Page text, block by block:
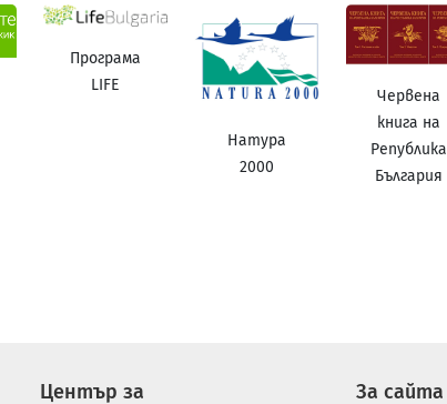
Програма
LIFE
Натура
2000
Червена
книга на
Република
България
Център за За сайта